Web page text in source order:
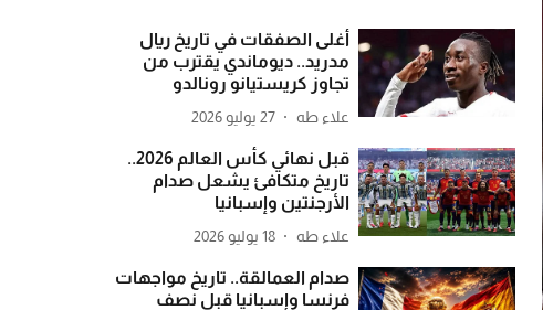
أغلى الصفقات في تاريخ ريال
مدريد.. ديوماندي يقترب من
تجاوز كريستيانو رونالدو
علاء طه 27 يوليو 2026
قبل نهائي كأس العالم 2026..
تاريخ متكافئ يشعل صدام
الأرجنتين وإسبانيا
علاء طه 18 يوليو 2026
صدام العمالقة.. تاريخ مواجهات
فرنسا وإسبانيا قبل نصف